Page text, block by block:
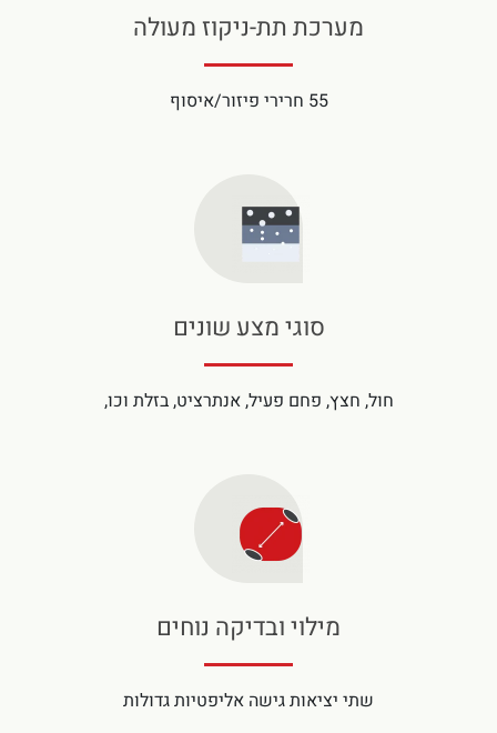
מערכת תת-ניקוז מעולה
55 חרירי פיזור/איסוף
סוגי מצע שונים
חול, חצץ, פחם פעיל, אנתרציט, בזלת וכו,
מילוי ובדיקה נוחים
שתי יציאות גישה אליפטיות גדולות